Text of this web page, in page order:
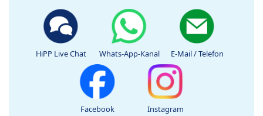
HiPP Live Chat Whats-App-Kanal E-Mail / Telefon
Facebook Instagram